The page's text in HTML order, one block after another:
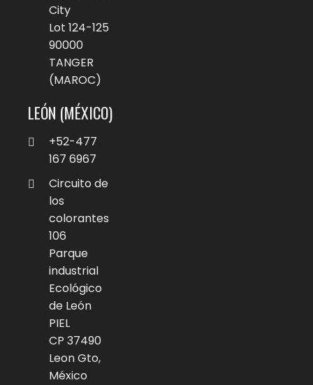
City
Lot 124-125
90000
TANGER
(MAROC)
LEÓN (MÉXICO)
+52-477
167 6967
Circuito de
los
colorantes
106
Parque
industrial
Ecológico
de León
PIEL
CP 37490
Leon Gto,
México